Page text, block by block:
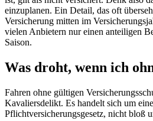
einzuplanen. Ein Detail, das oft
Versicherung mitten im
vielen Anbietern nur einen anteiligen
Saison.
Was droht, wenn ich
Fahren ohne gültigen
Kavaliersdelikt. Es handelt sich um
Pflichtversicherungsgesetz, nicht bloß